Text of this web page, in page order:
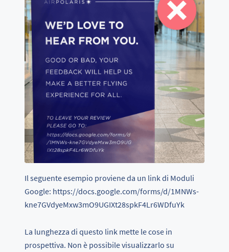
Il seguente esempio proviene da un link di Moduli
Google: https://docs.google.com/forms/d/1MNWs-
kne7GVdyeMxw3mO9UGIXt28spkF4Lr6WDfuYk
La lunghezza di questo link mette le cose in
prospettiva. Non è possibile visualizzarlo su